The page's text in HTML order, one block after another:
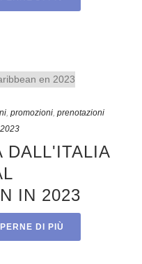
, promozioni, prenotazioni
DALL'ITALIA
IN 2023
DI PIÙ